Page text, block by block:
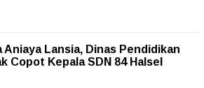
Aniaya Lansia, Dinas Pendidikan
Copot Kepala SDN 84 Halsel